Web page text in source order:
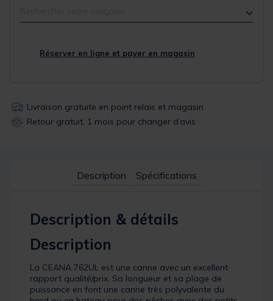
Réserver en ligne et payer en magasin
Livraison gratuite en point relais et magasin
Retour gratuit, 1 mois pour changer d’avis
Description Spécifications
Description & détails
Description
La CEANA 762UL est une canne avec un excellent
rapport qualité/prix. Sa longueur et sa plage de
puissance en font une canne très polyvalente du